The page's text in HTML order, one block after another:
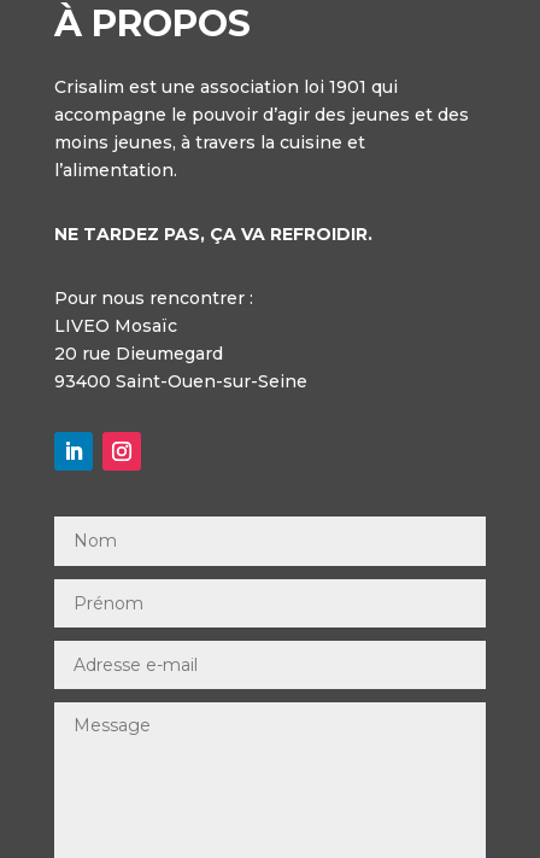
À PROPOS
Crisalim est une association loi 1901 qui
accompagne le pouvoir d’agir des jeunes et des
moins jeunes, à travers la cuisine et
l’alimentation.
NE TARDEZ PAS, ÇA VA REFROIDIR.
Pour nous rencontrer :
LIVEO Mosaïc
20 rue Dieumegard
93400 Saint-Ouen-sur-Seine